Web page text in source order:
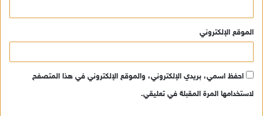
الموقع الإلكتروني
احفظ اسمي، بريدي الإلكتروني، والموقع الإلكتروني في هذا المتصفح
لاستخدامها المرة المقبلة في تعليقي.